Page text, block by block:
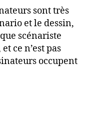
sont très
et le dessin,
scénariste
ce n’est pas
occupent